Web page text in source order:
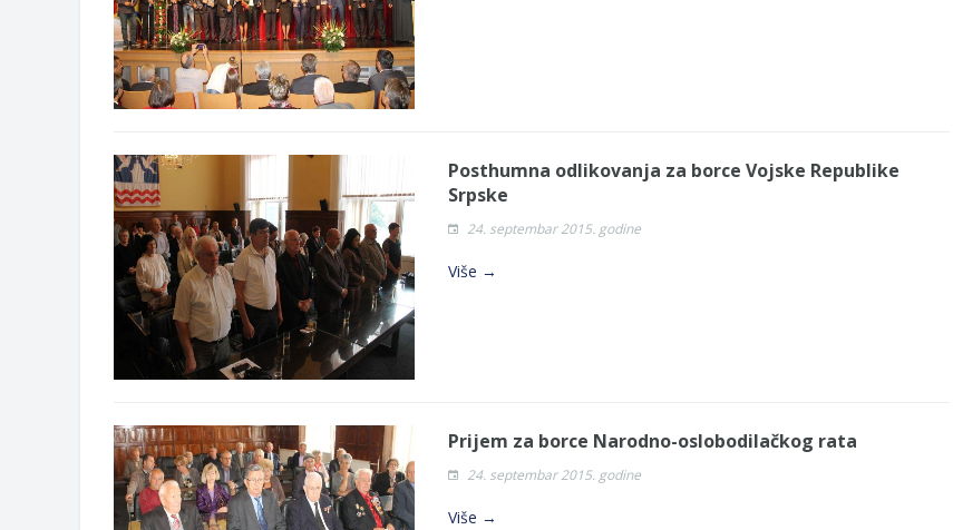
Posthumna odlikovanja za borce Vojske Republike
Srpske
24. septembar 2015. godine
Više →
Prijem za borce Narodno-oslobodilačkog rata
24. septembar 2015. godine
Više →